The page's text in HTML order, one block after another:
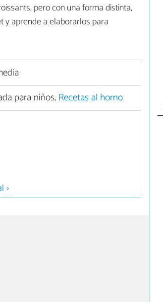
pero con una forma distinta,
y aprende a elaborarlos para
para niños,Recetas al horno
>